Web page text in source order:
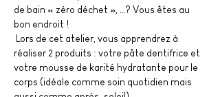
de bain « zéro déchet », …? Vous êtes au
bon endroit !
réaliser 2 produits : votre pâte dentifrice et
votre mousse de karité hydratante pour le
corps (idéale comme soin quotidien mais